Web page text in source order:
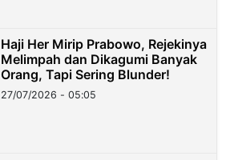
Haji Her Mirip Prabowo, Rejekinya
Melimpah dan Dikagumi Banyak
Orang, Tapi Sering Blunder!
27/07/2026 - 05:05